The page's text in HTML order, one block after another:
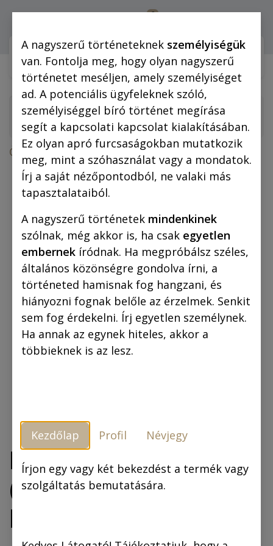
0
Webshop (mobilra)
Összes termék
Egri csillagok (fekete-fehér képregény)
Egri csillagok
(fekete-fehér
képregény)
A nagyszerű történeteknek személyiségük
van. Fontolja meg, hogy olyan nagyszerű
történetet meséljen, amely személyiséget
ad. A potenciális ügyfeleknek szóló,
személyiséggel bíró történet megírása
segít a kapcsolati kapcsolat kialakításában.
Ez olyan apró furcsaságokban mutatkozik
meg, mint a szóhasználat vagy a mondatok.
Írj a saját nézőpontodból, ne valaki más
tapasztalataiból.
A nagyszerű történetek mindenkinek
szólnak, még akkor is, ha csak egyetlen
embernek íródnak. Ha megpróbálsz széles,
általános közönségre gondolva írni, a
történeted hamisnak fog hangzani, és
hiányozni fognak belőle az érzelmek. Senkit
sem fog érdekelni. Írj egyetlen személynek.
Ha annak az egynek hiteles, akkor a
többieknek is az lesz.
Kezdőlap Profil Névjegy
Írjon egy vagy két bekezdést a termék vagy
szolgáltatás bemutatására.